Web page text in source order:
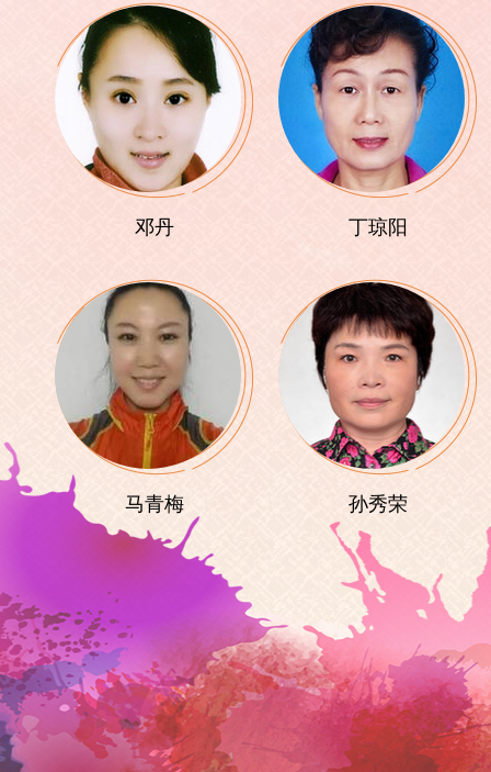
邓丹 丁琼阳
马青梅 孙秀荣